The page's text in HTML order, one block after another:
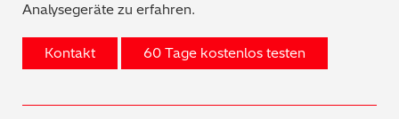
Analysegeräte zu erfahren.
Kontakt 60 Tage kostenlos testen